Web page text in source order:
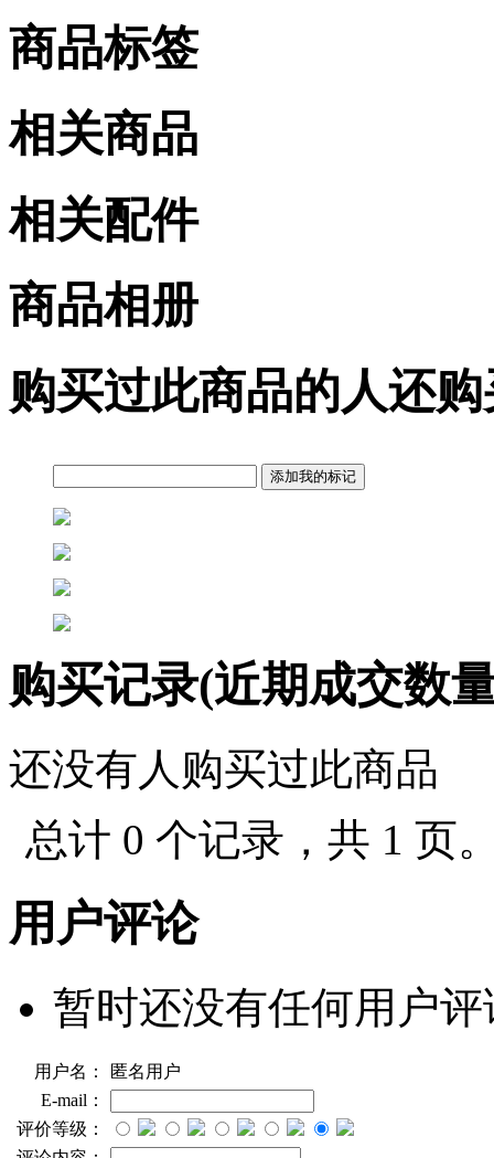
商品标签
相关商品
相关配件
商品相册
购买过此商品的人还
购买记录(近期成交数
还没有人购买过此商品
总计 0 个记录，共 1 页
用户评论
暂时还没有任何用户评
用户名：
匿名用户
E-mail：
评价等级：